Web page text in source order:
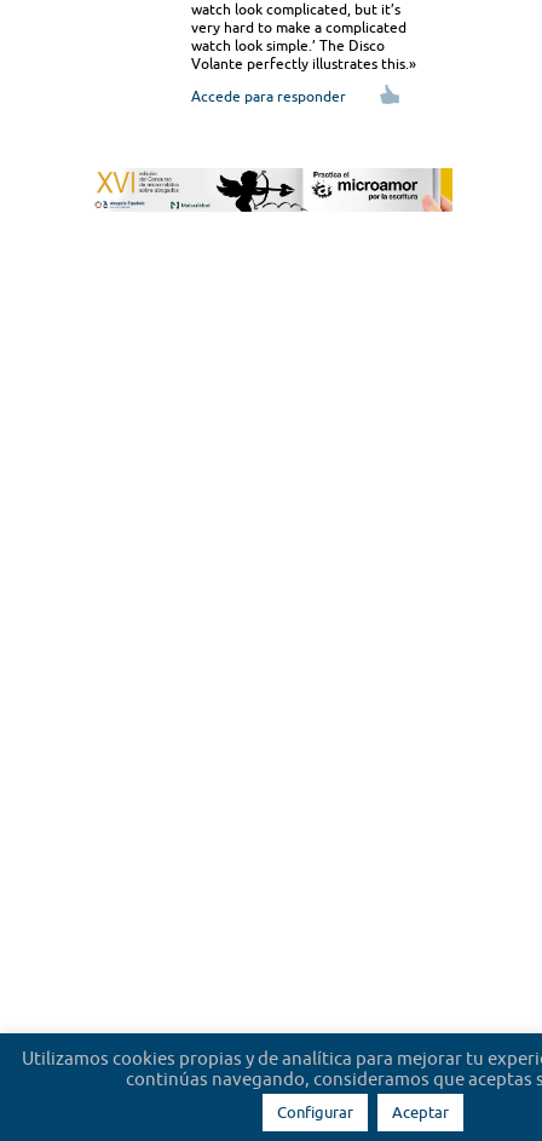
watch look complicated, but it’s
very hard to make a complicated
watch look simple.’ The Disco
Volante perfectly illustrates this.»
Accede para responder
Utilizamos cookies propias y de analítica para mejorar tu
continúas navegando, consideramos que aceptas
Configurar Aceptar